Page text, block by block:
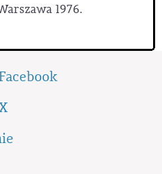
1976.